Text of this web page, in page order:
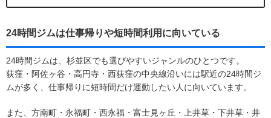
24時間ジムは仕事帰りや短時間利用に向いている
24時間ジムは、杉並区でも選びやすいジャンルのひとつです。
荻窪・阿佐ヶ谷・高円寺・西荻窪の中央線沿いには駅近の24時間ジ
ムが多く、仕事帰りに短時間だけ運動したい人に向いています。
また、方南町・永福町・西永福・富士見ヶ丘・上井草・下井草・井